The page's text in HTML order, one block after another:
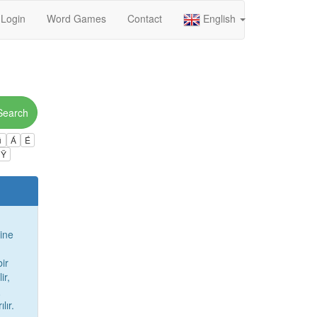
Login Word Games Contact English
Á
É
Ÿ